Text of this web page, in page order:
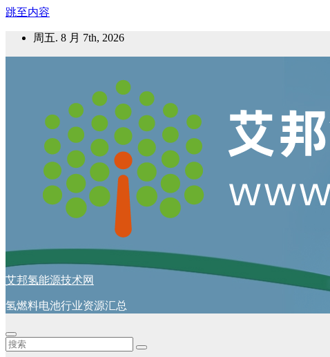
跳至内容
周五. 8 月 7th, 2026
艾邦氢能源技术网
氢燃料电池行业资源汇总